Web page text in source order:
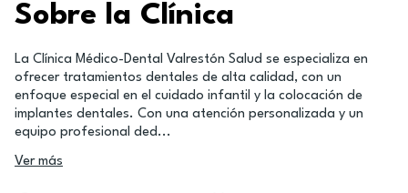
Sobre la Clínica
La Clínica Médico-Dental Valrestón Salud se especializa en
ofrecer tratamientos dentales de alta calidad, con un
enfoque especial en el cuidado infantil y la colocación de
implantes dentales. Con una atención personalizada y un
equipo profesional ded...
Ver más